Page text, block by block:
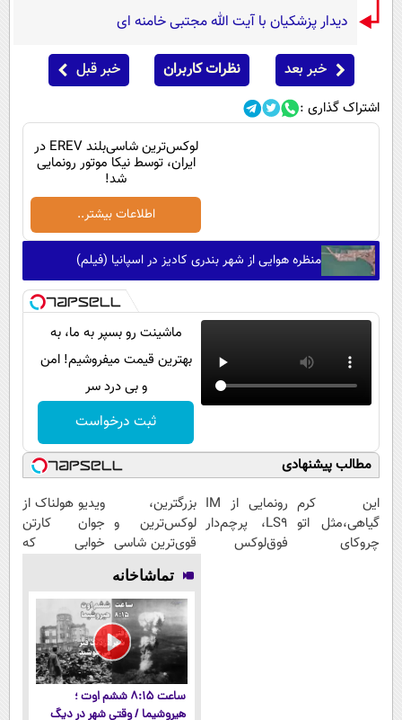
دیدار پزشکیان با آیت الله مجتبی خامنه ای
خبر بعد نظرات کاربران خبر قبل
اشتراک گذاری :
لوکس‌ترین شاسی‌بلند EREV در
ایران، توسط نیکا موتور رونمایی
شد!
اطلاعات بیشتر..
منظره هوایی از شهر بندری کادیز در اسپانیا (فیلم)
ماشینت رو بسپر به ما، به
بهترین قیمت میفروشیم! امن
و بی درد سر
ثبت درخواست
مطالب پیشنهادی
این کرم
گیاهی،مثل اتو
چروکای
رونمایی از IM
LS9، پرچم‌دار
فوق‌لوکس
بزرگترین،
لوکس‌ترین و
قوی‌ترین شاسی
بلند EREV در
در ایران رونمایی
شد
ویدیو هولناک از
جوان کارتن
خوابی که
تماشاخانه
ساعت ۸:۱۵ ششم اوت ؛
هیروشیما / وقتی شهر در دیگ